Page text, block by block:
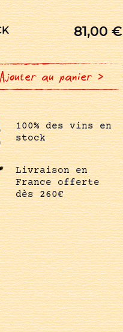
81,00€
Ajouter au panier >
100% des vins en
stock
Livraison en
France offerte
dès 260€